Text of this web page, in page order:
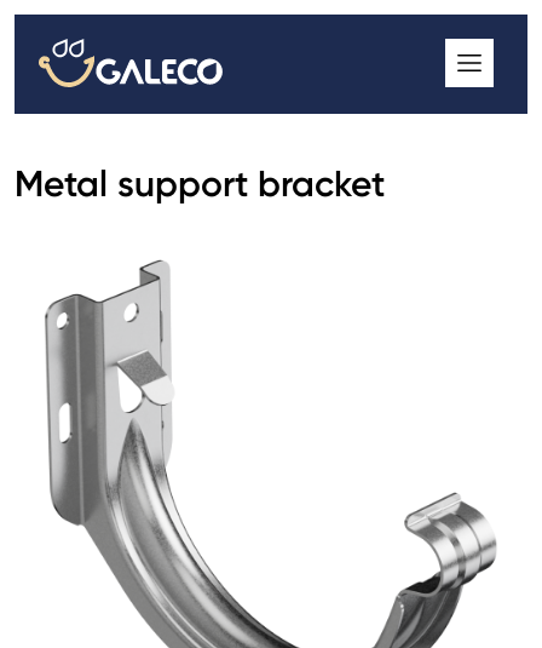
Metal support bracket
ROOFGUTTER CLASSIC
GALECO GRIN MOD
GALECO NOVA ERESZALJ
GALECO PVC ERESZCSATORNA RENDSZER
GALECO STAL ERESZCSATORNA RENDSZER
GALECO STAL 2 ERESZCSATORNA RENDSZER
GALECO REJTETT ERESZCSATORNA RENDSZER
QSTALYO ERESZCSATORNA RENDSZER
GALECO LEMEZTERMÉKEK ÉS TETŐKIEGÉSZÍTŐK
CLAMPINE SZERELŐ PLATFORMOK